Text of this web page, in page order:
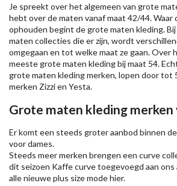
Je spreekt over het algemeen van grote
hebt over de maten vanaf maat 42/44.
ophouden begint de grote maten kleding.
maten collecties die er zijn, wordt
omgegaan en tot welke maat ze gaan. Over
meeste grote maten kleding bij maat 54.
grote maten kleding merken, lopen door tot
merken Zizzien Yesta.
Grote maten kleding merken
Er komt een steeds groter aanbod binnen
voor dames.
Steeds meer merken brengen een curve
dit seizoen Kaffecurve toegevoegd aan
alle nieuweplus size modehier.